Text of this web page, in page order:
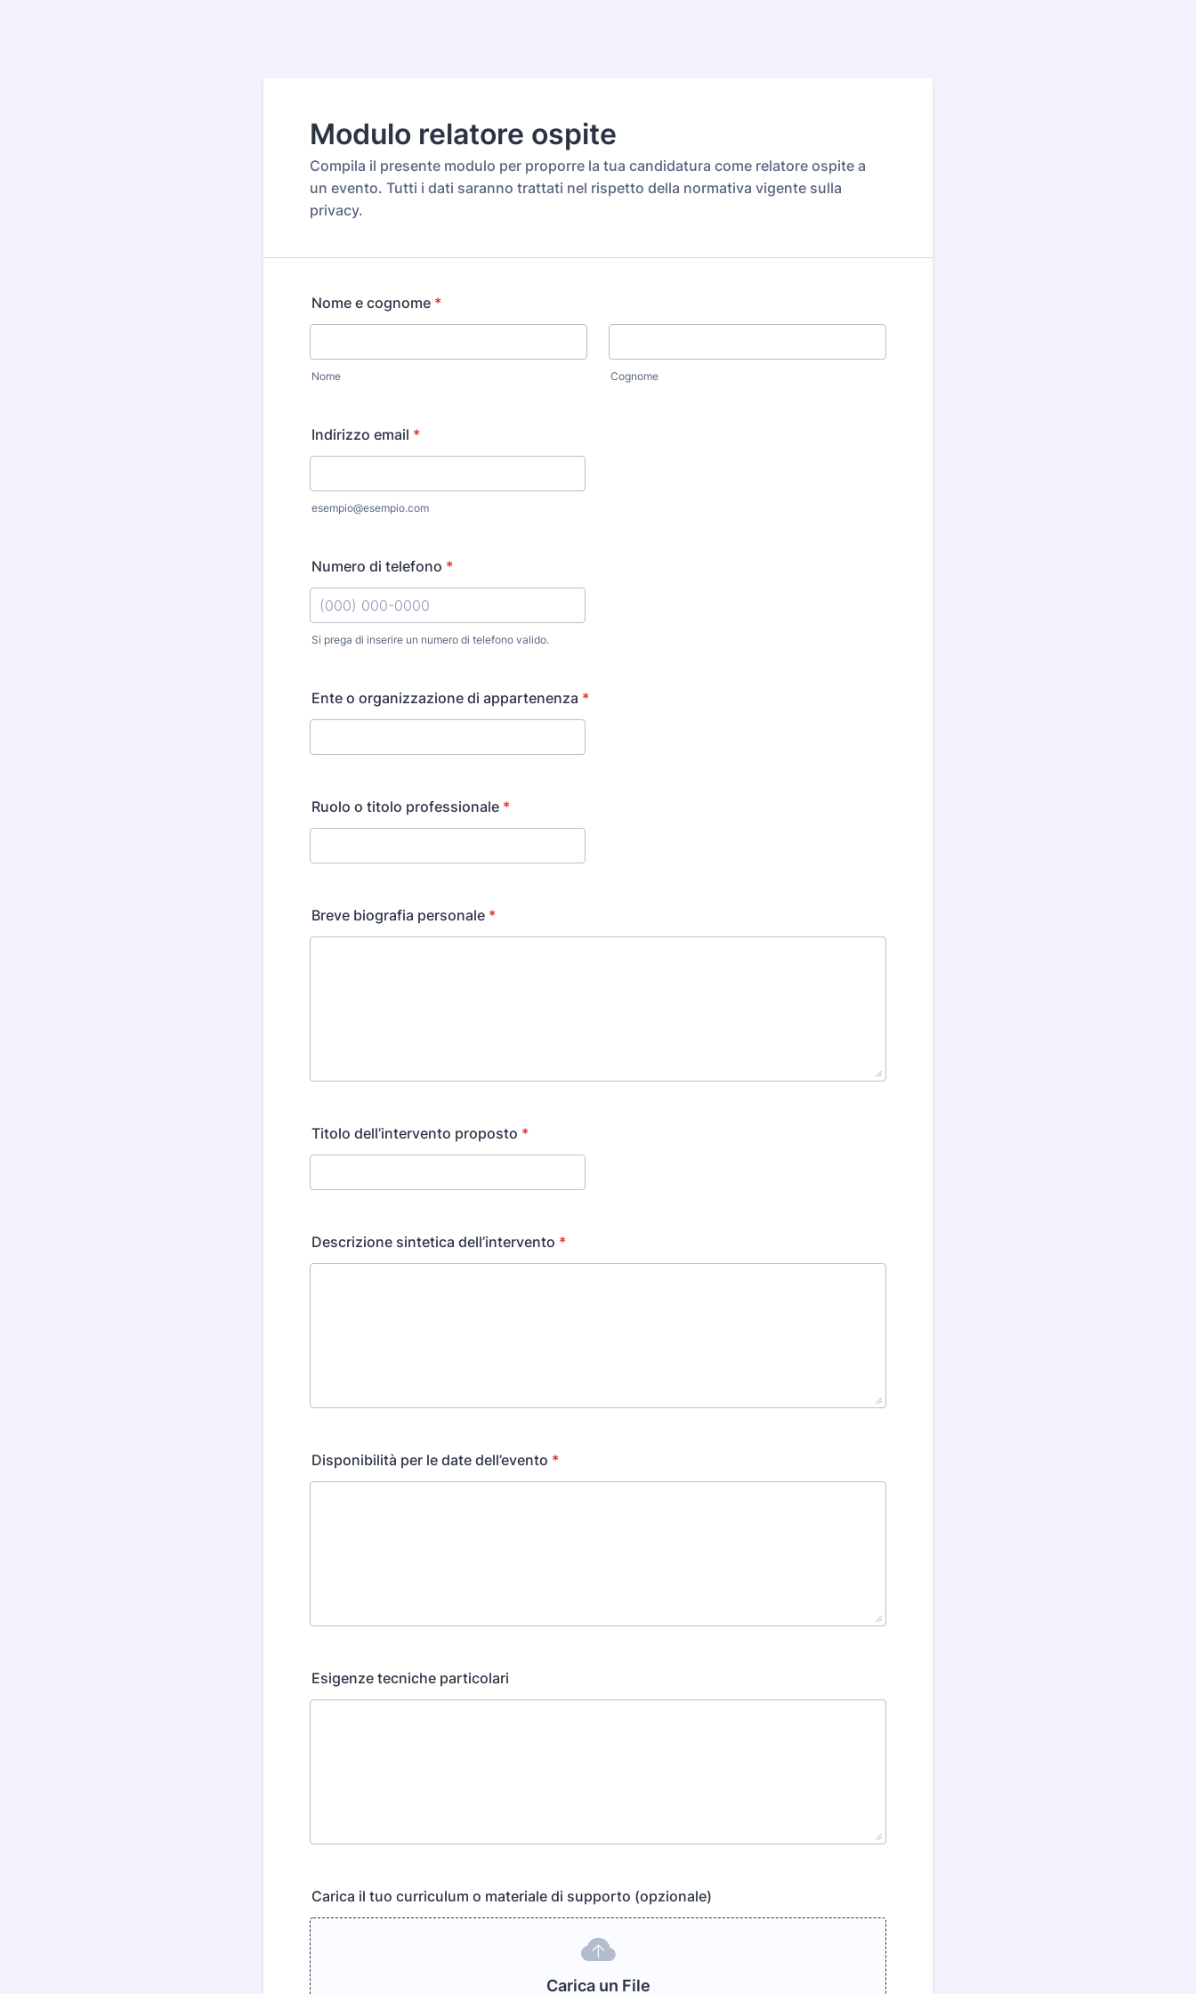
Modulo relatore ospite
Compila il presente modulo per proporre la tua candidatura come relatore ospite a
un evento. Tutti i dati saranno trattati nel rispetto della normativa vigente sulla
privacy.
Nome e cognome *
Nome Cognome
Indirizzo email *
esempio@esempio.com
Numero di telefono *
Si prega di inserire un numero di telefono valido.
Ente o organizzazione di appartenenza *
Ruolo o titolo professionale *
Breve biografia personale *
Titolo dell’intervento proposto *
Descrizione sintetica dell’intervento *
Disponibilità per le date dell’evento *
Esigenze tecniche particolari
Carica il tuo curriculum o materiale di supporto (opzionale)
Carica un File